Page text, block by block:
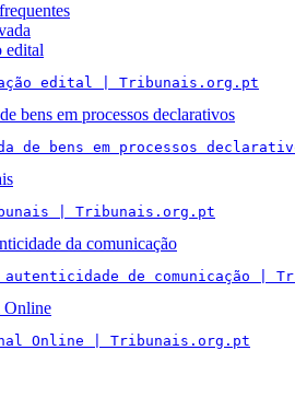
edital
edital | Tribunais.org.pt
bens em processos declarativos
de bens em processos
| Tribunais.org.pt
da comunicação
autenticidade de comunicação |
Online
Online | Tribunais.org.pt